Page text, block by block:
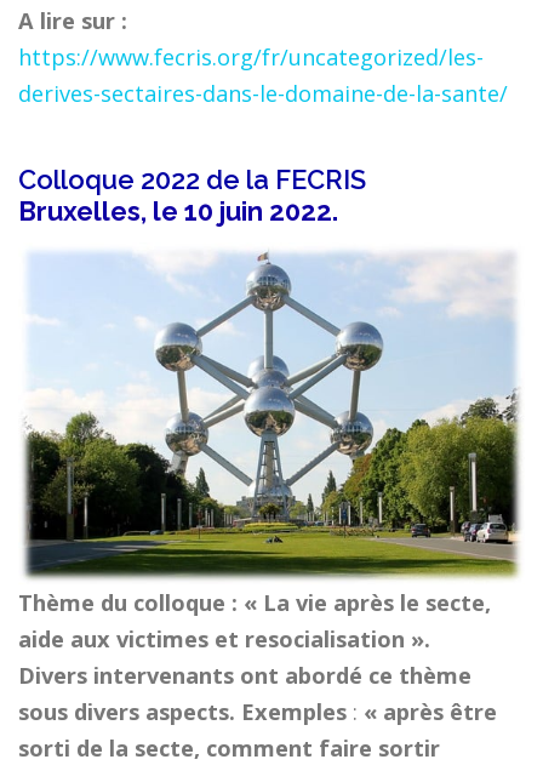
A lire sur :
https://www.fecris.org/fr/uncategorized/les-
derives-sectaires-dans-le-domaine-de-la-sante/
Colloque 2022 de la FECRIS
Bruxelles, le 10 juin 2022.
Thème du colloque : « La vie après le secte,
aide aux victimes et resocialisation ».
Divers intervenants ont abordé ce thème
sous divers aspects. Exemples : « après être
sorti de la secte, comment faire sortir